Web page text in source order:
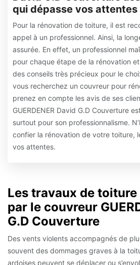
qui dépasse vos attentes
Pour la rénovation de toiture, il est
appel à un professionnel. Ainsi, la
assurée. En effet, un professionnel
pour chaque étape de la rénovation
des conseils très précieux pour le
vous recherchez un couvreur pour
prenez en compte les avis de ses
GUERDENER David G.D Couverture
surtout pour son professionnalisme.
confier la rénovation de votre toiture,
vos attentes.
Les travaux de
par le couvreur
G.D Couverture
Des vents violents accompagnés de
souvent des dommages graves à la
ardoises peuvent se déplacer ou